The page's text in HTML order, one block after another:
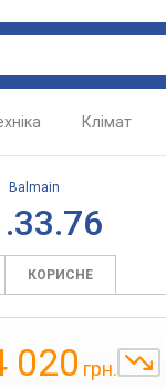
Клімат
Balmain
КОРИСНЕ
020 грн.